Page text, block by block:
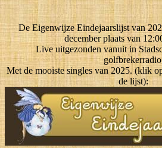
De Eigenwijze Eindejaarslijst van
december plaats van
Live uitgezonden vanuit in
Met de mooiste singles van 2025. (klik
de lijst):